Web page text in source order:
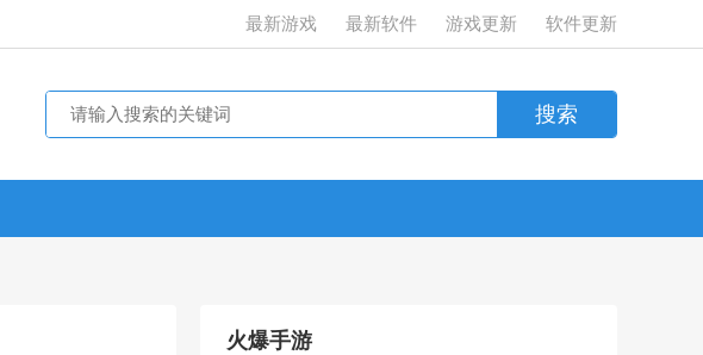
最新游戏 最新软件 游戏更新 软件更新
火爆手游